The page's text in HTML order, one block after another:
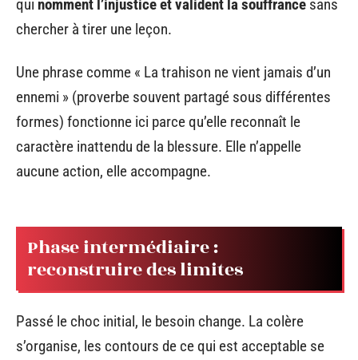
qui nomment l’injustice et valident la souffrance sans
chercher à tirer une leçon.
Une phrase comme « La trahison ne vient jamais d’un
ennemi » (proverbe souvent partagé sous différentes
formes) fonctionne ici parce qu’elle reconnaît le
caractère inattendu de la blessure. Elle n’appelle
aucune action, elle accompagne.
Phase intermédiaire :
reconstruire des limites
Passé le choc initial, le besoin change. La colère
s’organise, les contours de ce qui est acceptable se